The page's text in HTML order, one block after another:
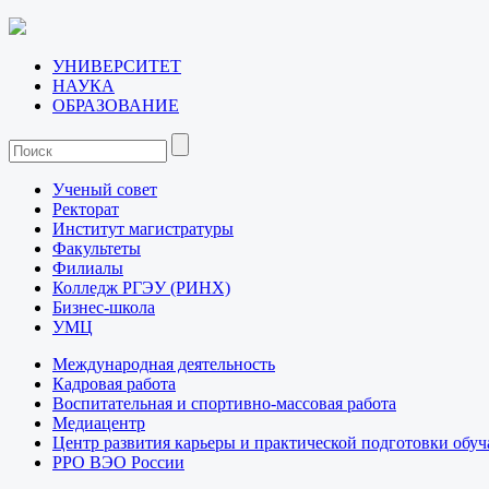
УНИВЕРСИТЕТ
НАУКА
ОБРАЗОВАНИЕ
Ученый совет
Ректорат
Институт магистратуры
Факультеты
Филиалы
Колледж РГЭУ (РИНХ)
Бизнес-школа
УМЦ
Международная деятельность
Кадровая работа
Воспитательная и спортивно-массовая работа
Медиацентр
Центр развития карьеры и практической подготовки
РРО ВЭО России